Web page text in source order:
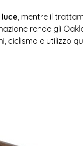
, mentre il
rende gli
ciclismo e utilizzo